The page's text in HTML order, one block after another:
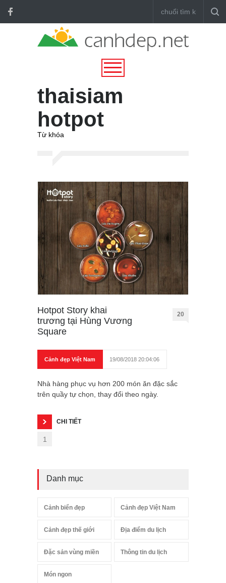
thaisiam
hotpot
Từ khóa
Hotpot Story khai
trương tại Hùng Vương
Square
20
Cảnh đẹp Việt Nam 19/08/2018 20:04:06
Nhà hàng phục vụ hơn 200 món ăn đặc sắc
trên quầy tự chọn, thay đổi theo ngày.
CHI TIẾT
1
Danh mục
Cảnh biển đẹp Cảnh đẹp Việt Nam
Cảnh đẹp thế giới Địa điểm du lịch
Đặc sản vùng miền Thông tin du lịch
Món ngon